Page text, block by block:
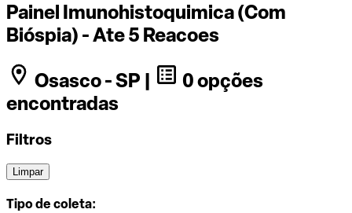
Painel Imunohistoquimica (Com
Bióspia) - Ate 5 Reacoes
Osasco - SP |
0 opções
encontradas
Filtros
Limpar
Tipo de coleta: